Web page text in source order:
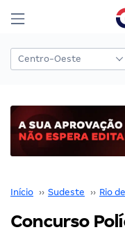
Início ›› Sudeste ›› Rio
Concurso